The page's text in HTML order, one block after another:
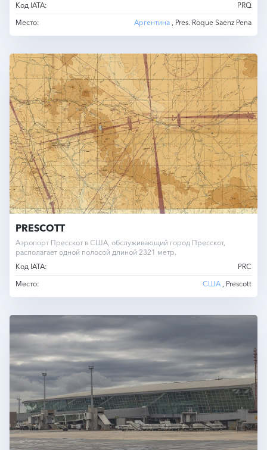
Код IATA:
PRQ
Место:
Аргентина , Pres. Roque Saenz Pena
PRESCOTT
Аэропорт Пресскот в США, обслуживающий город Пресскот,
располагает одной полосой длиной 2321 метр.
Код IATA:
PRC
Место:
США , Prescott